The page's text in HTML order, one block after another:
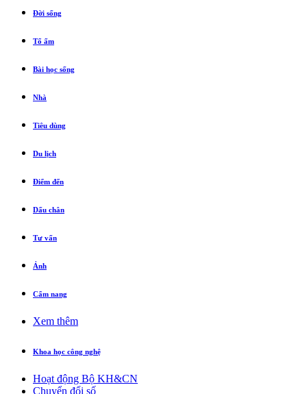
Đời sống
Tổ ấm
Bài học sống
Nhà
Tiêu dùng
Du lịch
Điểm đến
Dấu chân
Tư vấn
Ảnh
Cẩm nang
Xem thêm
Khoa học công nghệ
Hoạt động Bộ KH&CN
Chuyển đổi số